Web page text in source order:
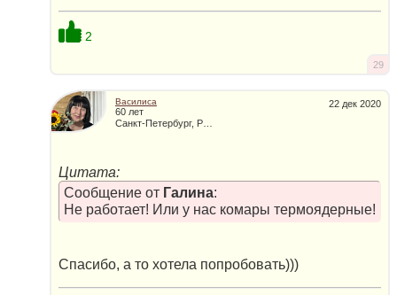
2
29
22 дек 2020
Василиса
60 лет
Цитата:
Сообщение от Галина:
Не работает! Или у нас комары термоядерные!
Спасибо, а то хотела попробовать)))